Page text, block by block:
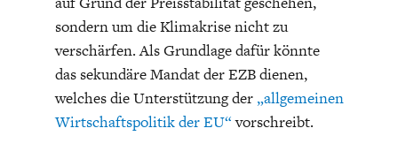
sondern um die Klimakrise nicht zu
verschärfen. Als Grundlage dafür könnte
das sekundäre Mandat der EZB dienen,
welches die Unterstützung der „allgemeinen
Wirtschaftspolitik der EU“vorschreibt.